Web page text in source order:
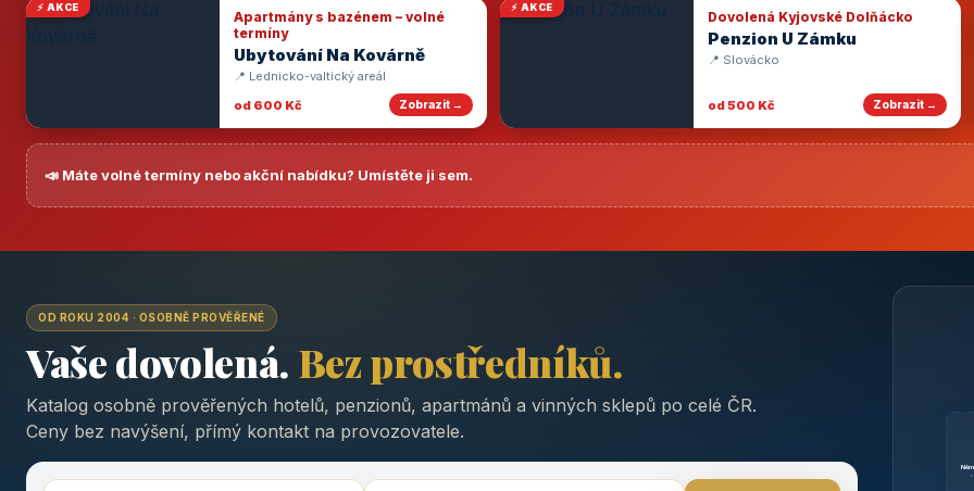
⚡ AKCE
Apartmány s bazénem – volné
termíny
Ubytování Na Kovárně
📍 Lednicko-valtický areál
od 600 Kč
Zobrazit →
⚡ AKCE
Dovolená Kyjovské Dolňácko
Penzion U Zámku
📍 Slovácko
od 500 Kč Zobrazit →
📣 Máte volné termíny nebo akční nabídku? Umístěte ji sem.
OD ROKU 2004 · OSOBNĚ PROVĚŘENÉ
Vaše dovolená. Bez prostředníků.
Katalog osobně prověřených hotelů, penzionů, apartmánů a vinných sklepů po celé ČR.
Ceny bez navýšení, přímý kontakt na provozovatele.